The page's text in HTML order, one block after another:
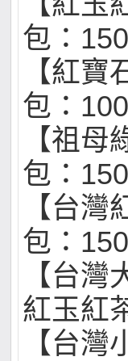
包：
【紅
包：
【祖
包：
【台
包：
【台
紅玉紅
【台